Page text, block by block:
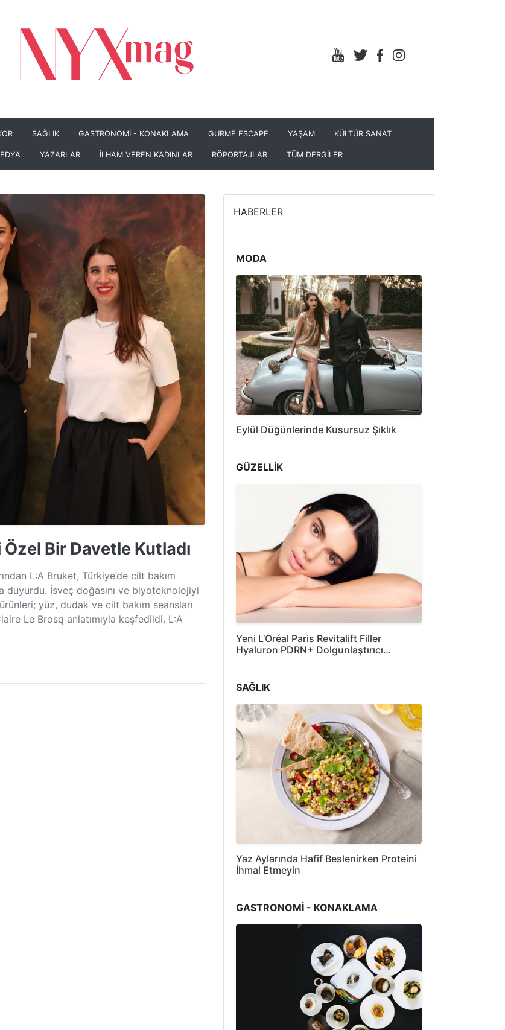
SAĞLIK GASTRONOMİ - KONAKLAMA GURME ESCAPE YAŞAM KÜLTÜR SANAT
YAZARLAR İLHAM VEREN KADINLAR RÖPORTAJLAR TÜM DERGİLER
Bir Davetle Kutladı
L:A Bruket, Türkiye’de cilt bakım
duyurdu. İsveç doğasını ve biyoteknolojiyi
yüz, dudak ve cilt bakım seansları
Le Brosq anlatımıyla keşfedildi. L:A
HABERLER
MODA
Eylül Düğünlerinde Kusursuz Şıklık
GÜZELLİK
Yeni L’Oréal Paris Revitalift Filler
Hyaluron PDRN+ Dolgunlaştırıcı…
SAĞLIK
Yaz Aylarında Hafif Beslenirken Proteini
İhmal Etmeyin
GASTRONOMİ - KONAKLAMA